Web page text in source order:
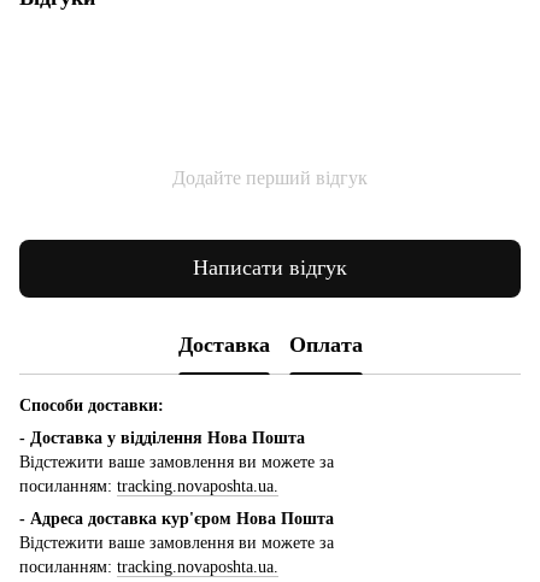
Додайте перший відгук
Написати відгук
Доставка Оплата
Способи доставки:
- Доставка у відділення Нова Пошта
Відстежити ваше замовлення ви можете за
посиланням: tracking.novaposhta.ua.
- Адреса доставка кур'єром Нова Пошта
Відстежити ваше замовлення ви можете за
посиланням: tracking.novaposhta.ua.